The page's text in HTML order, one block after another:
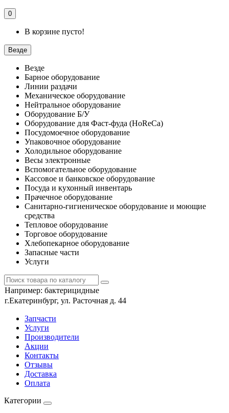
0
В корзине пусто!
Везде
Везде
Барное оборудование
Линии раздачи
Механическое оборудование
Нейтральное оборудование
Оборудование Б/У
Оборудование для Фаст-фуда (HoReCa)
Посудомоечное оборудование
Упаковочное оборудование
Холодильное оборудование
Весы электронные
Вспомогательное оборудование
Кассовое и банковское оборудование
Посуда и кухонный инвентарь
Прачечное оборудование
Санитарно-гигиеническое оборудование и моющие
средства
Тепловое оборудование
Торговое оборудование
Хлебопекарное оборудование
Запасные части
Услуги
Например: бактерицидные
г.Екатеринбург, ул. Расточная д. 44
Запчасти
Услуги
Производители
Акции
Контакты
Отзывы
Доставка
Оплата
Категории